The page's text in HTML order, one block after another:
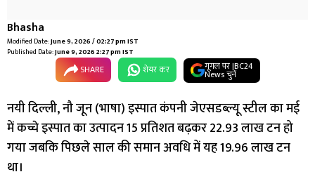
Bhasha
Modified Date:June 9, 2026 / 02:27 pm IST
Published Date:June 9, 2026 2:27 pm IST
SHARE शेयर कर गूगल पर IBC24
News चुनें
नयी दिल्ली, नौ जून (भाषा) इस्पात कंपनी जेएसडब्ल्यू स्टील का मई
में कच्चे इस्पात का उत्पादन 15 प्रतिशत बढ़कर 22.93 लाख टन हो
गया जबकि पिछले साल की समान अवधि में यह 19.96 लाख टन
था।